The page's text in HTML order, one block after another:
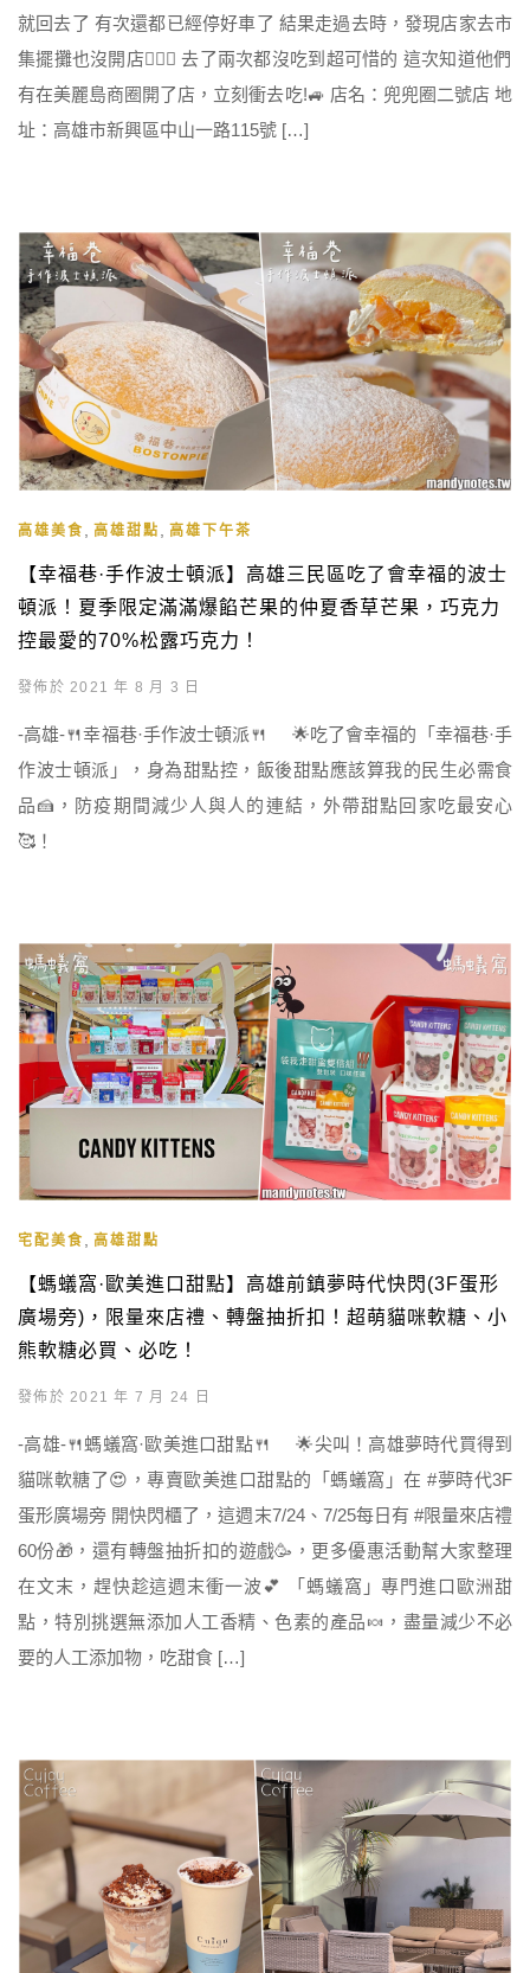
就回去了 有次還都已經停好車了 結果走過去時，發現店家去市
集擺攤也沒開店🤦🏻‍♂️ 去了兩次都沒吃到超可惜的 這次知道他們
有在美麗島商圈開了店，立刻衝去吃!🚙 店名：兜兜圈二號店 地
址：高雄市新興區中山一路115號 […]
高雄美食 高雄甜點 高雄下午茶
【幸福巷·手作波士頓派】高雄三民區吃了會幸福的波士
頓派！夏季限定滿滿爆餡芒果的仲夏香草芒果，巧克力
控最愛的70%松露巧克力！
發佈於 2021 年 8 月 3 日
-高雄-🍴幸福巷·手作波士頓派🍴 🌟吃了會幸福的「幸福巷·手
作波士頓派」，身為甜點控，飯後甜點應該算我的民生必需食
品🍰，防疫期間減少人與人的連結，外帶甜點回家吃最安心
🥰！
宅配美食 , 高雄甜點
【螞蟻窩·歐美進口甜點】高雄前鎮夢時代快閃(3F蛋形
廣場旁)，限量來店禮、轉盤抽折扣！超萌貓咪軟糖、小
熊軟糖必買、必吃！
發佈於 2021 年 7 月 24 日
-高雄-🍴螞蟻窩·歐美進口甜點🍴 🌟尖叫！高雄夢時代買得到
貓咪軟糖了😍，專賣歐美進口甜點的「螞蟻窩」在 #夢時代3F
蛋形廣場旁 開快閃櫃了，這週末7/24、7/25每日有 #限量來店禮
60份🎁，還有轉盤抽折扣的遊戲🥳，更多優惠活動幫大家整理
在文末，趕快趁這週末衝一波💕 「螞蟻窩」專門進口歐洲甜
點，特別挑選無添加人工香精、色素的產品🍬，盡量減少不必
要的人工添加物，吃甜食 […]